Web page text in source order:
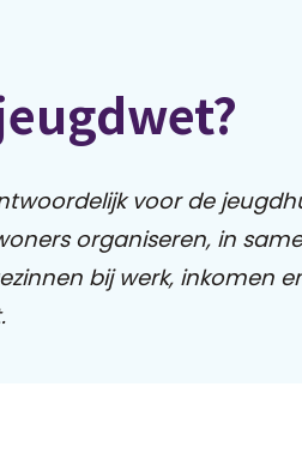
voor de
organiseren, in
bij werk, inkomen